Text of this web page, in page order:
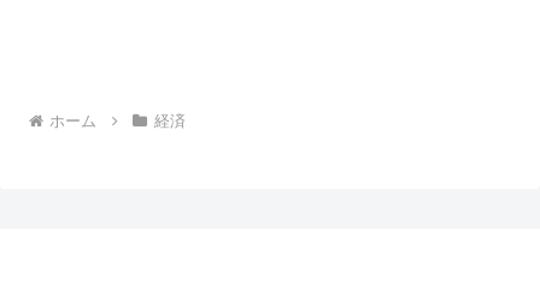
ホーム 経済